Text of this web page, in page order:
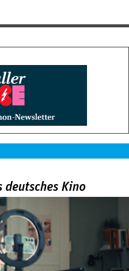
deutsches Kino